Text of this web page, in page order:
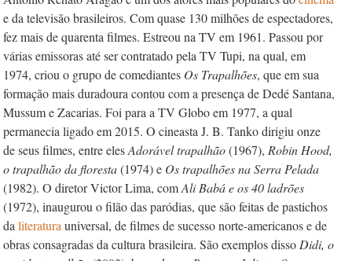
e da televisão brasileiros. Com quase 130 milhões de espectadores,
fez mais de quarenta filmes. Estreou na TV em 1961. Passou por
várias emissoras até ser contratado pela TV Tupi, na qual, em
1974, criou o grupo de comediantes Os Trapalhões, que em sua
formação mais duradoura contou com a presença de Dedé Santana,
Mussum e Zacarias. Foi para a TV Globo em 1977, a qual
permanecia ligado em 2015. O cineasta J. B. Tanko dirigiu onze
de seus filmes, entre elesAdorável trapalhão(1967), Robin Hood,
o trapalhão da floresta(1974) e Os trapalhões na Serra Pelada
(1982). O diretor Victor Lima, comAli Babá e os 40 ladrões
(1972), inaugurou o filão das paródias, que são feitas de pastichos
da literatura universal, de filmes de sucesso norte-americanos e de
obras consagradas da cultura brasileira. São exemplos disso Didi, o